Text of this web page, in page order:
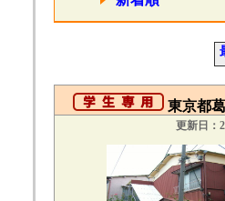
東京都
更新日：